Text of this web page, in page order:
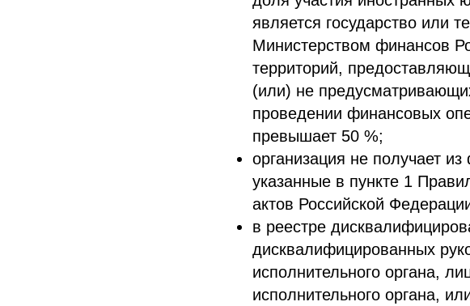
является государство или
Министерством финансов
территорий,
(или) не
проведении финансовых
превышает 50 %;
организация не получает
указанные в пункте 1
актов Российской
в реестре
дисквалифицированных
исполнительного органа,
исполнительного органа,